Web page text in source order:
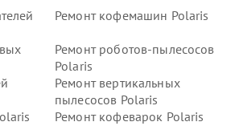
Ремонт кофемашин Polaris
Ремонт роботов-пылесосов
Polaris
Ремонт вертикальных
пылесосов Polaris
Ремонт кофеварок Polaris